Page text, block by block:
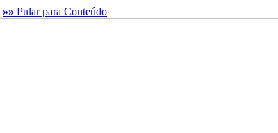
»» Pular para Conteúdo